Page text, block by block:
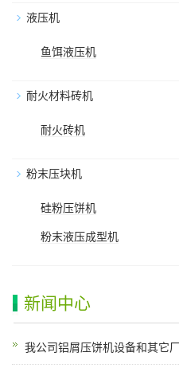
液压机
鱼饵液压机
耐火材料砖机
耐火砖机
粉末压块机
硅粉压饼机
粉末液压成型机
新闻中心
我公司铝屑压饼机设备和其它